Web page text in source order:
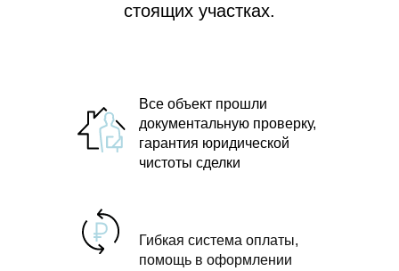
стоящих участках.
Все объект прошли
документальную проверку,
гарантия юридической
чистоты сделки
Гибкая система оплаты,
помощь в оформлении